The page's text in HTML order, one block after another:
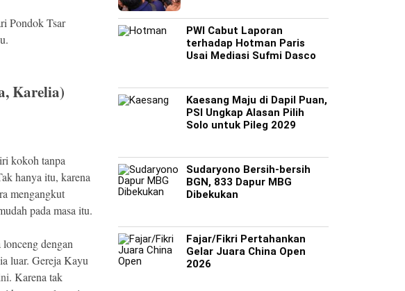
Pondok Tsar
Karelia)
kokoh tanpa
hanya itu, karena
mengangkut
pada masa itu.
lonceng dengan
luar. Gereja Kayu
. Karena tak
PWI Cabut Laporan
terhadap Hotman Paris
Usai Mediasi Sufmi Dasco
Kaesang Maju di Dapil Puan,
PSI Ungkap Alasan Pilih
Solo untuk Pileg 2029
Sudaryono Bersih-bersih
BGN, 833 Dapur MBG
Dibekukan
Fajar/Fikri Pertahankan
Gelar Juara China Open
2026